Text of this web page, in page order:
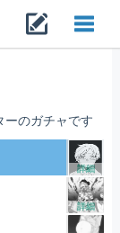
ーのガチャです
詳細
詳細